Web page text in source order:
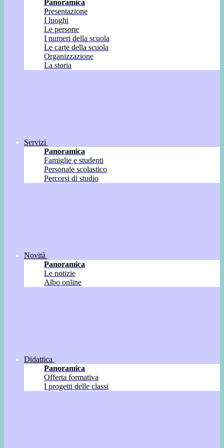
Panoramica
Presentazione
I luoghi
Le persone
I numeri della scuola
Le carte della scuola
Organizzazione
La storia
Servizi
Panoramica
Famiglie e studenti
Personale scolastico
Percorsi di studio
Novità
Panoramica
Le notizie
Albo online
Didattica
Panoramica
Offerta formativa
I progetti delle classi